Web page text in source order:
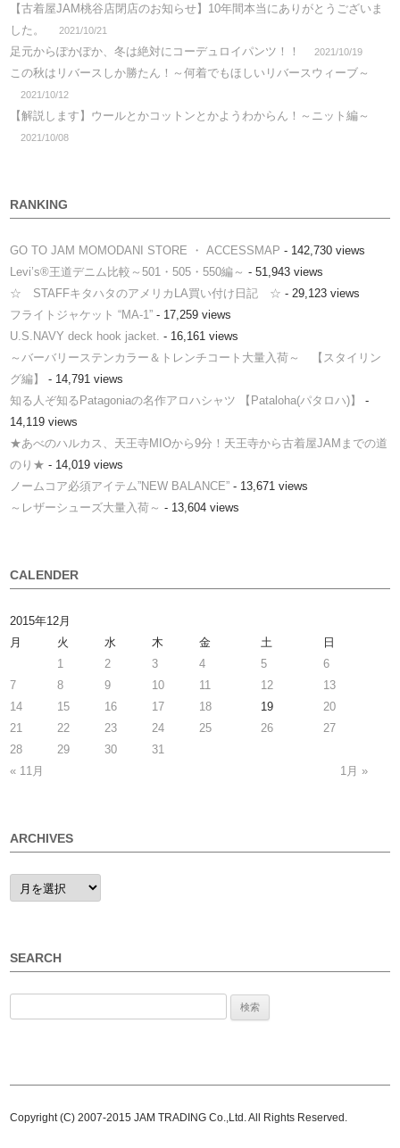
【古着屋JAM桃谷店閉店のお知らせ】10年間本当にありがとうございま
した。
2021/10/21
足元からぽかぽか、冬は絶対にコーデュロイパンツ！！ 2021/10/19
この秋はリバースしか勝たん！～何着でもほしいリバースウィーブ～
2021/10/12
【解説します】ウールとかコットンとかようわからん！～ニット編～
2021/10/08
RANKING
GO TO JAM MOMODANI STORE ・ ACCESSMAP - 142,730 views
Levi’s®王道デニム比較～501・505・550編～ - 51,943 views
☆ STAFFキタハタのアメリカLA買い付け日記 ☆ - 29,123 views
フライトジャケット “MA-1” - 17,259 views
U.S.NAVY deck hook jacket. - 16,161 views
～バーバリーステンカラー＆トレンチコート大量入荷～ 【スタイリン
グ編】
- 14,791 views
知る人ぞ知るPatagoniaの名作アロハシャツ 【Pataloha(パタロハ)】
-
14,119 views
★あべのハルカス、天王寺MIOから9分！天王寺から古着屋JAMまでの道
のり★ - 14,019 views
ノームコア必須アイテム”NEW BALANCE” - 13,671 views
～レザーシューズ大量入荷～ - 13,604 views
CALENDER
2015年12月
月
火 水 木 金 土 日
« 11月 1月 »
1 2 3 4 5
6
7
8 9 10 11 12
13
14
15 16 17 18 19
20
21
22 23 24 25 26
27
28
29 30 31
ARCHIVES
ARCHIVES
SEARCH
Copyright (C) 2007-2015 JAM TRADING Co.,Ltd. All Rights Reserved.